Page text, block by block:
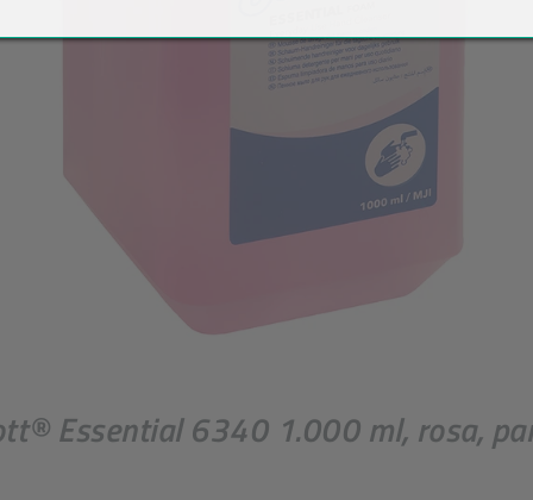
Essential 6340 1.000 ml, rosa,